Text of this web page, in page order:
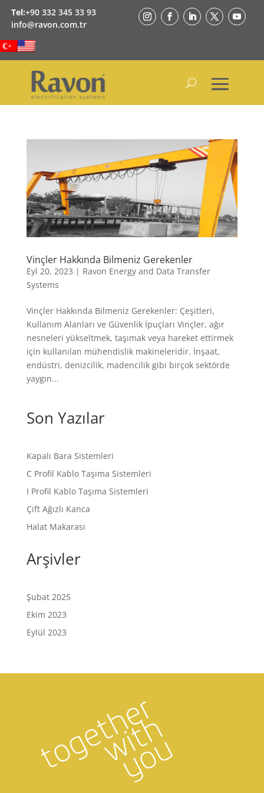
Tel:+90 332 345 33 93
info@ravon.com.tr
Vinçler Hakkında Bilmeniz Gerekenler
Eyl 20, 2023 | Ravon Energy and Data Transfer
Systems
Vinçler Hakkında Bilmeniz Gerekenler: Çeşitleri,
Kullanım Alanları ve Güvenlik İpuçları Vinçler, ağır
nesneleri yükseltmek, taşımak veya hareket ettirmek
için kullanılan mühendislik makineleridir. İnşaat,
endüstri, denizcilik, madencilik gibi birçok sektörde
yaygın...
Son Yazılar
Kapalı Bara Sistemleri
C Profil Kablo Taşıma Sistemleri
I Profil Kablo Taşıma Sistemleri
Çift Ağızlı Kanca
Halat Makarası
Arşivler
Şubat 2025
Ekim 2023
Eylül 2023